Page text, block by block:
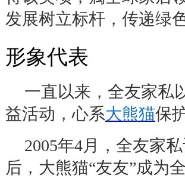
发展树立标杆，传递绿
形象代表
一直以来，全友家私
益活动，心系大熊猫保
2005年4月，全友家
后，大熊猫“友友”成为